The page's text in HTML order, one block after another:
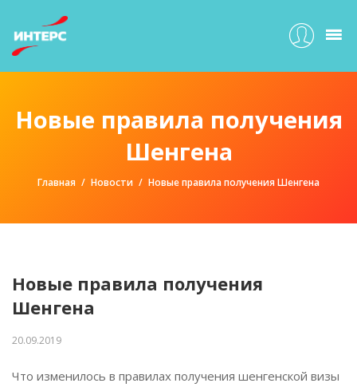
Новые правила получения
Шенгена
Главная Новости Новые правила получения Шенгена
Новые правила получения
Шенгена
20.09.2019
Что изменилось в правилах получения шенгенской визы